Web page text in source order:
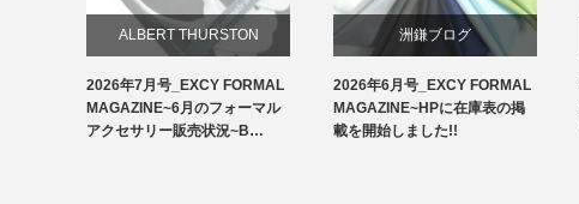
ALBERT THURSTON
お知らせ
2026年7月号_EXCY FORMAL
MAGAZINE~6月のフォーマル
アクセサリー販売状況~B…
洲鎌ブログ
2026年6月号_EXCY FORMAL
MAGAZINE~HPに在庫表の掲
載を開始しました!!